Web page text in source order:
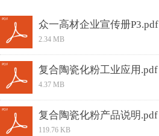
众一高材企业宣传册P3.pdf
2.34 MB
复合陶瓷化粉工业应用.pdf
4.37 MB
复合陶瓷化粉产品说明.pdf
119.76 KB